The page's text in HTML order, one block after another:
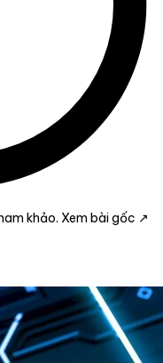
khảo. Xem bài gốc ↗